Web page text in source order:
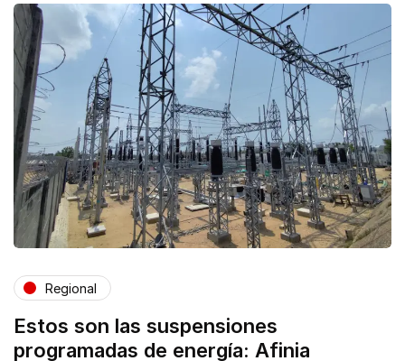
Regional
Estos son las suspensiones
programadas de energía: Afinia